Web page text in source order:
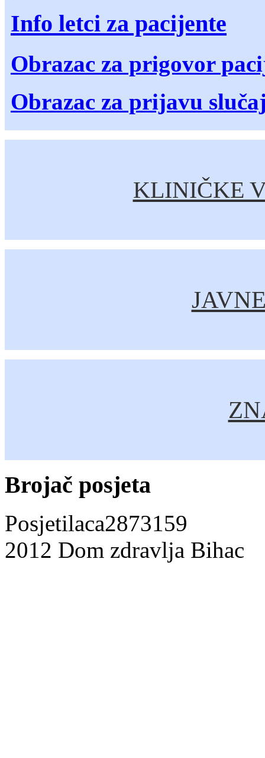
Info letci za pacijente
Obrazac za prigovor
Obrazac za prijavu
KLINIČKE
Brojač posjeta
Posjetilaca2873159
2012 Dom zdravlja Bihac